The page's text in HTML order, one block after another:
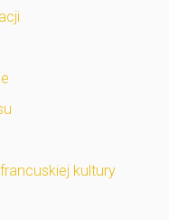
kultury